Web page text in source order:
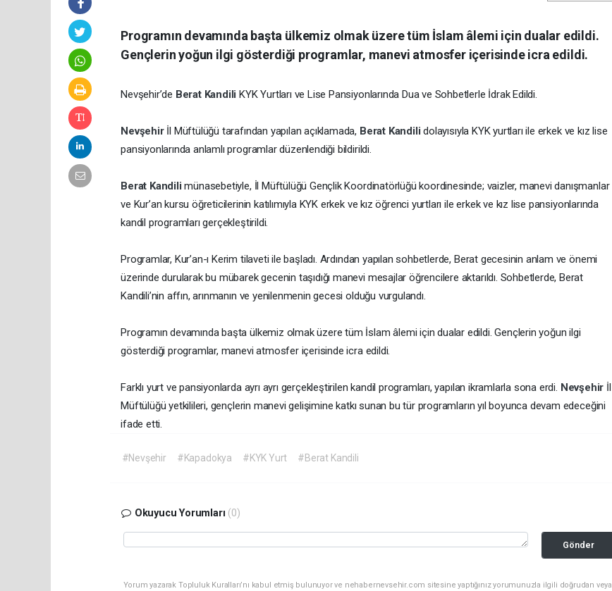
Programın devamında başta ülkemiz olmak üzere tüm İslam âlemi için dualar edildi.
Gençlerin yoğun ilgi gösterdiği programlar, manevi atmosfer içerisinde icra edildi.
Nevşehir’de Berat Kandili KYK Yurtları ve Lise Pansiyonlarında Dua ve Sohbetlerle İdrak Edildi.
Nevşehir İl Müftülüğü tarafından yapılan açıklamada, Berat Kandilidolayısıyla KYK yurtları ile erkek ve kız lise
pansiyonlarında anlamlı programlar düzenlendiği bildirildi.
Berat Kandilimünasebetiyle, İl Müftülüğü Gençlik Koordinatörlüğü koordinesinde; vaizler, manevi danışmanlar
ve Kur’an kursu öğreticilerinin katılımıyla KYK erkek ve kız öğrenci yurtları ile erkek ve kız lise pansiyonlarında
kandil programları gerçekleştirildi.
Programlar, Kur’an-ı Kerim tilaveti ile başladı. Ardından yapılan sohbetlerde, Berat gecesinin anlam ve önemi
üzerinde durularak bu mübarek gecenin taşıdığı manevi mesajlar öğrencilere aktarıldı. Sohbetlerde, Berat
Kandili’nin affın, arınmanın ve yenilenmenin gecesi olduğu vurgulandı.
Programın devamında başta ülkemiz olmak üzere tüm İslam âlemi için dualar edildi. Gençlerin yoğun ilgi
gösterdiği programlar, manevi atmosfer içerisinde icra edildi.
Farklı yurt ve pansiyonlarda ayrı ayrı gerçekleştirilen kandil programları, yapılan ikramlarla sona erdi. Nevşehir İl
Müftülüğü yetkilileri, gençlerin manevi gelişimine katkı sunan bu tür programların yıl boyunca devam edeceğini
ifade etti.
#Nevşehir #Kapadokya #KYK Yurt #Berat Kandili
Okuyucu Yorumları (0)
Gönder
Yorum yazarak Topluluk Kuralları’nı kabul etmiş bulunuyor ve nehabernevsehir.com sitesine yaptığınız yorumunuzla ilgili doğrudan veya